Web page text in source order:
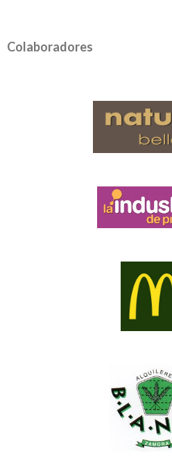
Colaboradores